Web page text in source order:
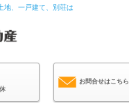
地、一戸建て、別荘は
お問合せはこちら